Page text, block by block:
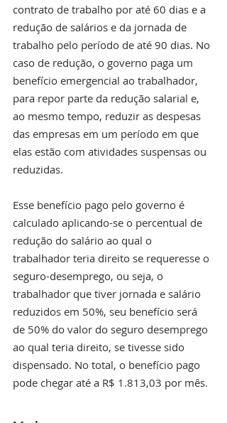
contrato de trabalho por até 60 dias e a
redução de salários e da jornada de
trabalho pelo período de até 90 dias. No
caso de redução, o governo paga um
benefício emergencial ao trabalhador,
para repor parte da redução salarial e,
ao mesmo tempo, reduzir as despesas
das empresas em um período em que
elas estão com atividades suspensas ou
reduzidas.
Esse benefício pago pelo governo é
calculado aplicando-se o percentual de
redução do salário ao qual o
trabalhador teria direito se requeresse o
seguro-desemprego, ou seja, o
trabalhador que tiver jornada e salário
reduzidos em 50%, seu benefício será
de 50% do valor do seguro desemprego
ao qual teria direito, se tivesse sido
dispensado. No total, o benefício pago
pode chegar até a R$ 1.813,03 por mês.